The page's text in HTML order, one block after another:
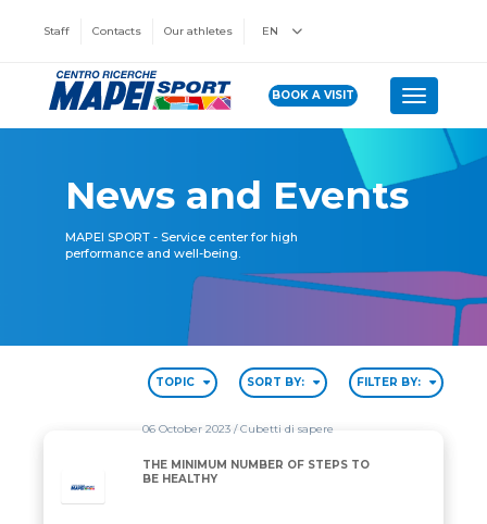
Staff Contacts Our athletes EN
BOOK A VISIT Toggle
News and Events
MAPEI SPORT - Service center for high
performance and well-being.
TOPIC SORT BY: FILTER BY:
06 October 2023/ Cubetti di sapere
THE MINIMUM NUMBER OF STEPS TO
BE HEALTHY